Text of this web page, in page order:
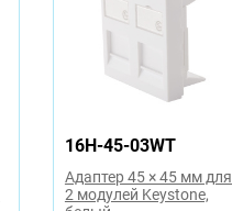
16H-45-03WT
Адаптер 45 × 45 мм для
2 модулей Keystone,